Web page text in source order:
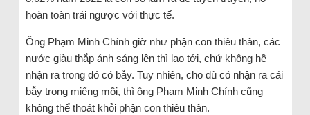
hoàn toàn trái ngược với thực tế.
Ông Phạm Minh Chính giờ như phận con thiêu thân, các
nước giàu thắp ánh sáng lên thì lao tới, chứ không hề
nhận ra trong đó có bẫy. Tuy nhiên, cho dù có nhận ra cái
bẫy trong miếng mồi, thì ông Phạm Minh Chính cũng
không thể thoát khỏi phận con thiêu thân.